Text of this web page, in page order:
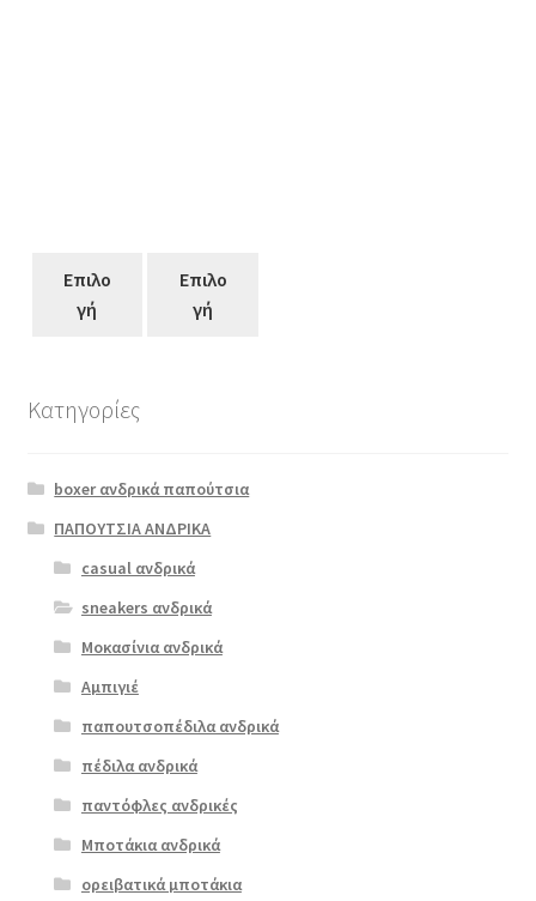
Επιλο
γή
Επιλο
γή
ENVIE e02-
09056
ΠΡΟΣΦΟΡΆ!
69.00
Original
price
€69.00.
€ 55.00Η
τρέχουσα
είναι:
€55.00.
προϊόν
έχει
πολλαπλές
επιλογές
μπορούν
επιλεγούν
στη
σελίδα
προϊόντος
Κατηγορίες
boxer ανδρικά παπούτσια
ΠΑΠΟΥΤΣΙΑ ΑΝΔΡΙΚΑ
casual ανδρικά
sneakers ανδρικά
Μοκασίνια ανδρικά
Αμπιγιέ
παπουτσοπέδιλα ανδρικά
πέδιλα ανδρικά
παντόφλες ανδρικές
Μποτάκια ανδρικά
ορειβατικά μποτάκια